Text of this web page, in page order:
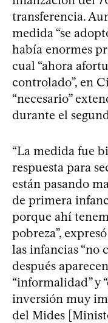
transferencia.
medida “se
había enormes
cual “ahora
controlado”, en
“necesario”
durante el
“La medida fue
respuesta para
están pasando
de primera
porque ahí
pobreza”,
las infancias “no
después
“informalidad” y
inversión muy
del Mides